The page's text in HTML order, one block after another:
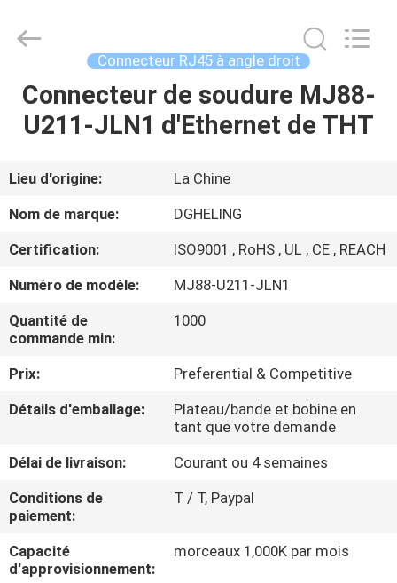
MAISON
AU
SUJET
NOUS
D'USINE
DE
QUALITÉ
CONTACTEZ-
Ltd..
Developed
Connecteur RJ45 à angle droit
Connecteur de soudure MJ88-
U211-JLN1 d'Ethernet de THT
Lieu d'origine:
La Chine
Nom de marque:
DGHELING
Certification:
ISO9001 , RoHS , UL , CE , REACH
Numéro de modèle:
MJ88-U211-JLN1
Quantité de
commande min:
1000
Prix:
Preferential & Competitive
Détails d'emballage:
Plateau/bande et bobine en
tant que votre demande
Délai de livraison:
Courant ou 4 semaines
Conditions de
paiement:
T / T, Paypal
Capacité
d'approvisionnement:
morceaux 1,000K par mois